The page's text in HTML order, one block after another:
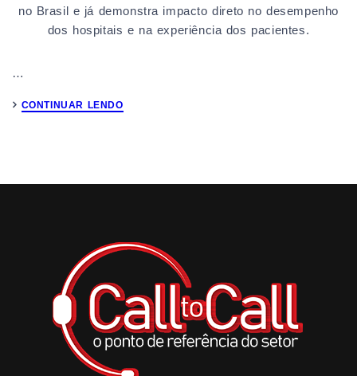
no Brasil e já demonstra impacto direto no desempenho
dos hospitais e na experiência dos pacientes.
…
CONTINUAR LENDO